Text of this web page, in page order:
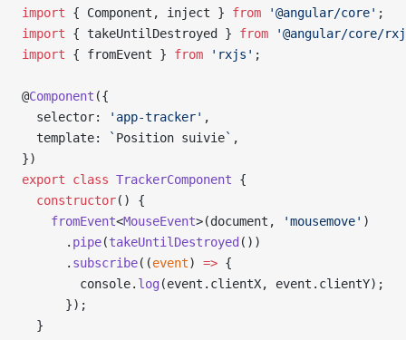
import { Component, inject } from '@angular/core' ;
import { takeUntilDestroyed } from '@angular/core/
import { fromEvent } from 'rxjs' ;
@Component ({
  selector:
'app-tracker' ,
  template:
` Position suivie` ,
})
export class TrackerComponent {
  constructor
() {
    fromEvent
<MouseEvent>(document, 'mousemove' )
      .
pipe(takeUntilDestroyed ())
      .
subscribe((event) => {
        console.
log (event.clientX, event.clientY);
      });
  }